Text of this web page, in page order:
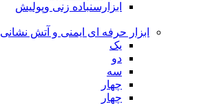
ابزارسنباده زنی وپولیش
ابزار حرفه ای ایمنی و آتش نشانی
یک
دو
سه
چهار
چهار